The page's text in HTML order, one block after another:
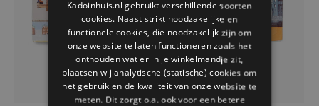
Welke Zwitscherbox past bij jou?
Zwitscherbox als cadeau
Kraamcadeau
Verlichting
Wanddecoratie
Leesbrillen
Sieraden
ENGLISH
Kadoinhuis.nl gebruikt verschillende soorten
cookies. Naast strikt noodzakelijke en
functionele cookies, die noodzakelijk zijn om
onze website te laten functioneren zoals het
onthouden wat er in je winkelmandje zit,
plaatsen wij analytische (statische) cookies om
het gebruik en de kwaliteit van onze website te
meten. Dit zorgt o.a. ook voor een betere